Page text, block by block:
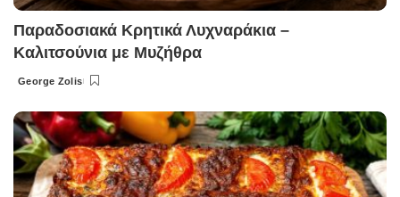
Παραδοσιακά Κρητικά Λυχναράκια –
Καλιτσούνια με Μυζήθρα
Posted
George Zolis